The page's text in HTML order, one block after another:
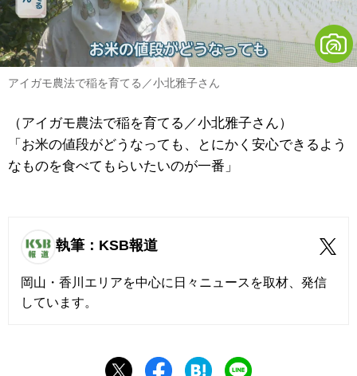
アイガモ農法で稲を育てる／小北雅子さん
（アイガモ農法で稲を育てる／小北雅子さん）
「お米の値段がどうなっても、とにかく安心できるよう
なものを食べてもらいたいのが一番」
執筆：KSB報道
岡山・香川エリアを中心に日々ニュースを取材、発信
しています。